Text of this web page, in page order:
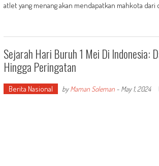
atlet yang menang akan mendapatkan mahkota dari
Sejarah Hari Buruh 1 Mei Di Indonesia:
Hingga Peringatan
Berita Nasional byMaman Soleman- May 1, 2024